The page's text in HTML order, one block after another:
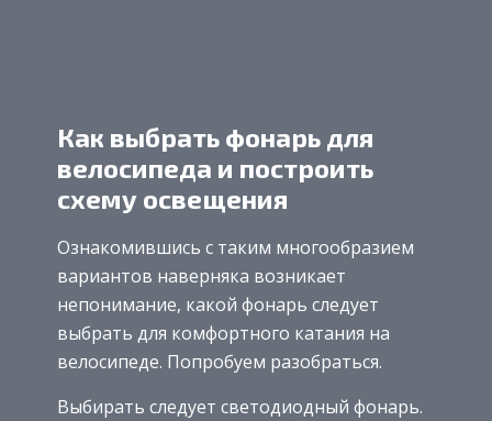
Как выбрать фонарь для
велосипеда и построить
схему освещения
Ознакомившись с таким многообразием
вариантов наверняка возникает
непонимание, какой фонарь следует
выбрать для комфортного катания на
велосипеде. Попробуем разобраться.
Выбирать следует светодиодный фонарь.